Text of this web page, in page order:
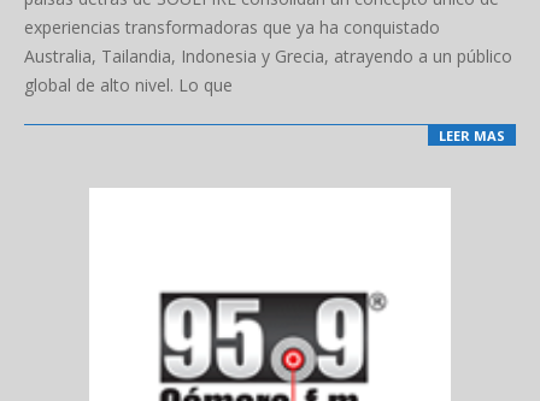
experiencias transformadoras que ya ha conquistado
Australia, Tailandia, Indonesia y Grecia, atrayendo a un público
global de alto nivel. Lo que
LEER MAS